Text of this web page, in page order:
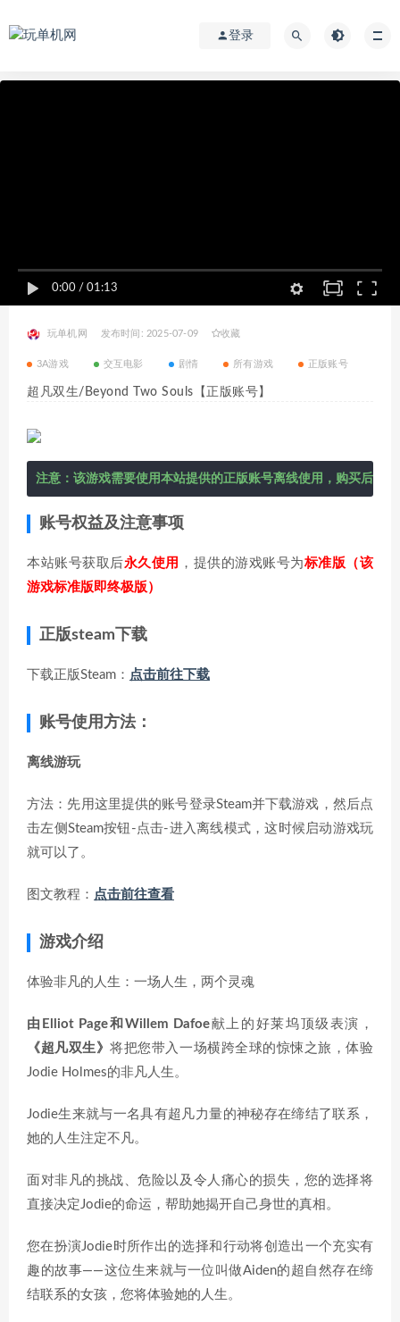
登录
0:00 / 01:13
玩单机网 发布时间: 2025-07-09 收藏
3A游戏 交互电影 剧情 所有游戏 正版账号
超凡双生/Beyond Two Souls【正版账号】
注意：该游戏需要使用本站提供的正版账号离线使用，购买后在
账号权益及注意事项
本站账号获取后永久使用 ，提供的游戏账号为标准版（该
游戏标准版即终极版）
正版steam下载
下载正版Steam： 点击前往下载
账号使用方法：
离线游玩
方法：先用这里提供的账号登录Steam并下载游戏，然后点
击左侧Steam按钮-点击-进入离线模式，这时候启动游戏玩
就可以了。
图文教程： 点击前往查看
游戏介绍
体验非凡的人生：一场人生，两个灵魂
由Elliot Page和Willem Dafoe献上的好莱坞顶级表演，
《超凡双生》将把您带入一场横跨全球的惊悚之旅，体验
Jodie Holmes的非凡人生。
Jodie生来就与一名具有超凡力量的神秘存在缔结了联系，
她的人生注定不凡。
面对非凡的挑战、危险以及令人痛心的损失，您的选择将
直接决定Jodie的命运，帮助她揭开自己身世的真相。
您在扮演Jodie时所作出的选择和行动将创造出一个充实有
趣的故事——这位生来就与一位叫做Aiden的超自然存在缔
结联系的女孩，您将体验她的人生。